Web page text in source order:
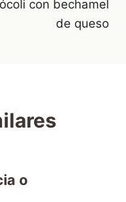
con bechamel
de queso
o